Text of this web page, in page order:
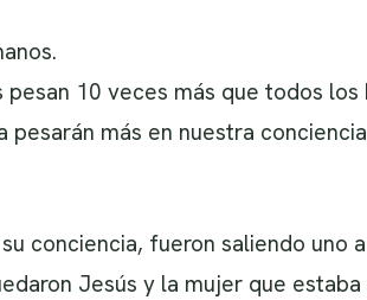
10 veces más que todos los
pesarán más en nuestra
conciencia, fueron saliendo uno
Jesús y la mujer que estaba